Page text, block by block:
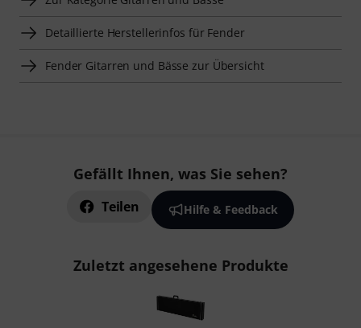
Detaillierte Herstellerinfos für Fender
Fender Gitarren und Bässe zur Übersicht
Gefällt Ihnen, was Sie sehen?
Teilen Hilfe & Feedback
Zuletzt angesehene Produkte